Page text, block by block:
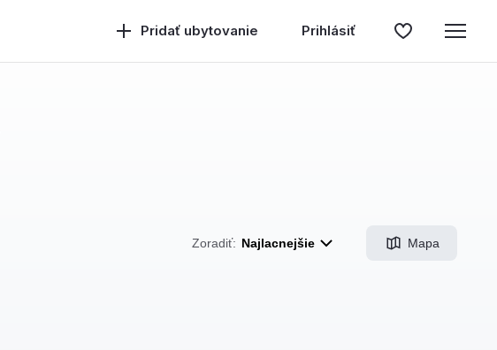
Pridať ubytovanie Prihlásiť
Zoradiť: Najlacnejšie Mapa